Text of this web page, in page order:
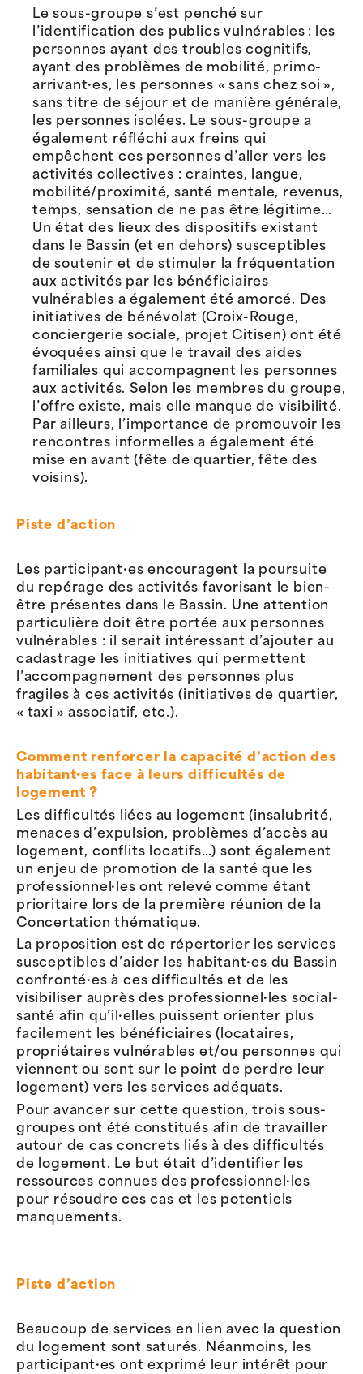
Le sous-groupe s’est penché sur
l’identification des publics vulnérables : les
personnes ayant des troubles cognitifs,
ayant des problèmes de mobilité, primo-
arrivant·es, les personnes « sans chez soi »,
sans titre de séjour et de manière générale,
les personnes isolées. Le sous-groupe a
également réfléchi aux freins qui
empêchent ces personnes d’aller vers les
activités collectives : craintes, langue,
mobilité/proximité, santé mentale, revenus,
temps, sensation de ne pas être légitime…
Un état des lieux des dispositifs existant
dans le Bassin (et en dehors) susceptibles
de soutenir et de stimuler la fréquentation
aux activités par les bénéficiaires
vulnérables a également été amorcé. Des
initiatives de bénévolat (Croix-Rouge,
conciergerie sociale, projet Citisen) ont été
évoquées ainsi que le travail des aides
familiales qui accompagnent les personnes
aux activités. Selon les membres du groupe,
l’offre existe, mais elle manque de visibilité.
Par ailleurs, l’importance de promouvoir les
rencontres informelles a également été
mise en avant (fête de quartier, fête des
voisins).
Piste d’action
Les participant·es encouragent la poursuite
du repérage des activités favorisant le bien-
être présentes dans le Bassin. Une attention
particulière doit être portée aux personnes
vulnérables : il serait intéressant d’ajouter au
cadastrage les initiatives qui permettent
l’accompagnement des personnes plus
fragiles à ces activités (initiatives de quartier,
« taxi » associatif, etc.).
Comment renforcer la capacité d’action des
habitant·es face à leurs difficultés de
logement ?
Les difficultés liées au logement (insalubrité,
menaces d’expulsion, problèmes d’accès au
logement, conflits locatifs…) sont également
un enjeu de promotion de la santé que les
professionnel·les ont relevé comme étant
prioritaire lors de la première réunion de la
Concertation thématique.
La proposition est de répertorier les services
susceptibles d’aider les habitant·es du Bassin
confronté·es à ces difficultés et de les
visibiliser auprès des professionnel·les social-
santé afin qu’il·elles puissent orienter plus
facilement les bénéficiaires (locataires,
propriétaires vulnérables et/ou personnes qui
viennent ou sont sur le point de perdre leur
logement) vers les services adéquats.
Pour avancer sur cette question, trois sous-
groupes ont été constitués afin de travailler
autour de cas concrets liés à des difficultés
de logement. Le but était d’identifier les
ressources connues des professionnel·les
pour résoudre ces cas et les potentiels
manquements.
Piste d’action
Beaucoup de services en lien avec la question
du logement sont saturés. Néanmoins, les
participant·es ont exprimé leur intérêt pour